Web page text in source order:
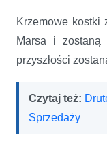
Krzemowe kostki
Marsa i
przyszłości
Czytaj też:
Sprzedaży